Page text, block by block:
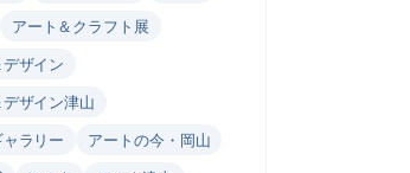
アート＆クラフト展
ザイン
ザイン津山
ラリー
アートの今・岡山